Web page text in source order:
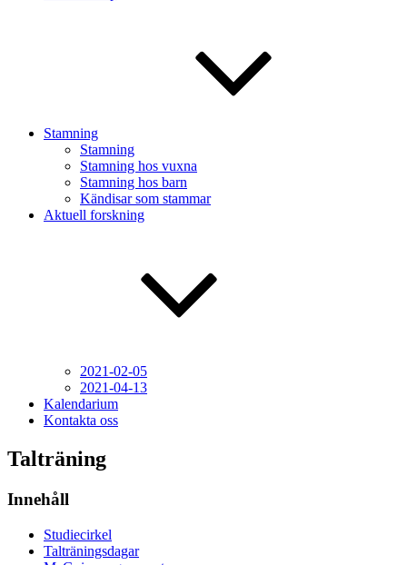
Stamning
Stamning
Stamning hos vuxna
Stamning hos barn
Kändisar som stammar
Aktuell forskning
2021-02-05
2021-04-13
Kalendarium
Kontakta oss
Talträning
Innehåll
Studiecirkel
Talträningsdagar